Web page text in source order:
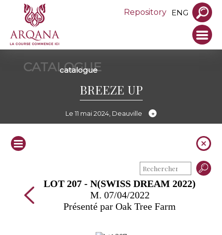
Repository ENG
CATALOGUE
catalogue
BREEZE UP
Le 11 mai 2024, Deauville
LOT 207 - N(SWISS DREAM 2022)
M. 07/04/2022
Présenté par Oak Tree Farm